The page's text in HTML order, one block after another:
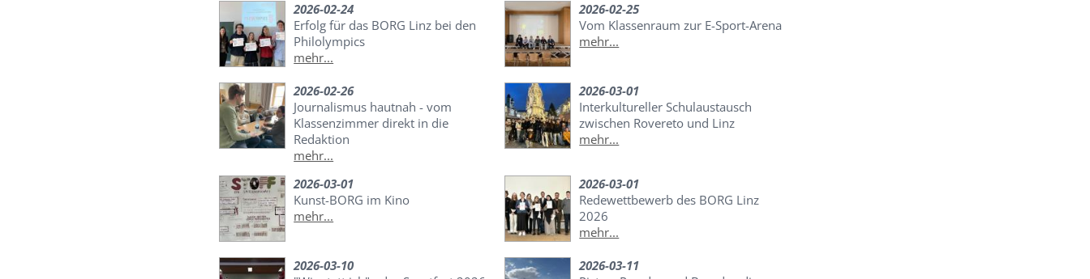
2026-02-24
Erfolg für das BORG Linz bei den
Philolympics
mehr...
2026-02-25
Vom Klassenraum zur E-Sport-Arena
mehr...
2026-02-26
Journalismus hautnah - vom
Klassenzimmer direkt in die
Redaktion
mehr...
2026-03-01
Interkultureller Schulaustausch
zwischen Rovereto und Linz
mehr...
2026-03-01
Kunst-BORG im Kino
mehr...
2026-03-01
Redewettbewerb des BORG Linz
2026
mehr...
2026-03-10
2026-03-11